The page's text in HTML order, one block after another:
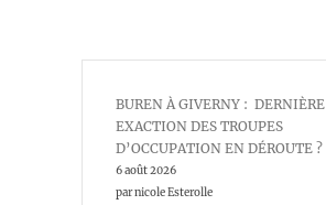
BUREN À GIVERNY : DERNIÈRE
EXACTION DES TROUPES
D’OCCUPATION EN DÉROUTE ?
6 août 2026
par nicole Esterolle